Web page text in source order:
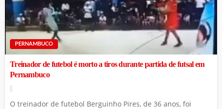
PERNAMBUCO
Treinador de futebol é morto a tiros durante partida de futsal em
Pernambuco
O treinador de futebol Berguinho Pires, de 36 anos, foi